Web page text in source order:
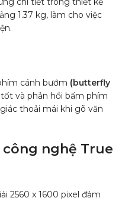
1.37 kg, làm cho việc
cánh bướm (butterfly
và phản hồi bấm phím
thoải mái khi gõ văn
công nghệ True
2560 x 1600 pixel đảm